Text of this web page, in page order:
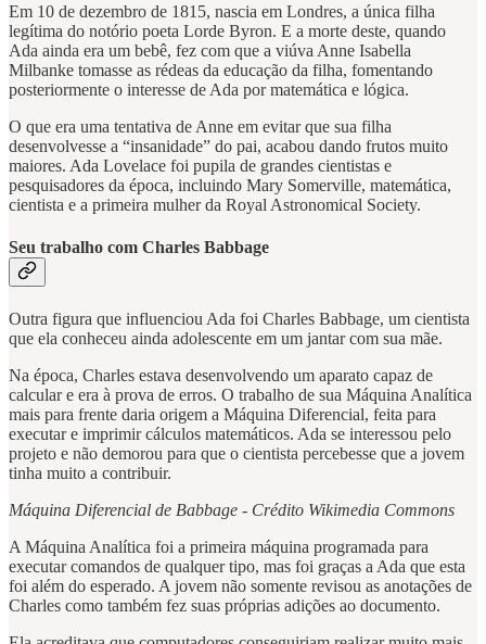
Em 10 de dezembro de 1815, nascia em Londres, a única filha
legítima do notório poeta Lorde Byron. E a morte deste, quando
Ada ainda era um bebê, fez com que a viúva Anne Isabella
Milbanke tomasse as rédeas da educação da filha, fomentando
posteriormente o interesse de Ada por matemática e lógica.
O que era uma tentativa de Anne em evitar que sua filha
desenvolvesse a “insanidade” do pai, acabou dando frutos muito
maiores. Ada Lovelace foi pupila de grandes cientistas e
pesquisadores da época, incluindo Mary Somerville, matemática,
cientista e a primeira mulher da Royal Astronomical Society.
Seu trabalho com Charles Babbage
Outra figura que influenciou Ada foi Charles Babbage, um cientista
que ela conheceu ainda adolescente em um jantar com sua mãe.
Na época, Charles estava desenvolvendo um aparato capaz de
calcular e era à prova de erros. O trabalho de sua Máquina Analítica
mais para frente daria origem a Máquina Diferencial, feita para
executar e imprimir cálculos matemáticos. Ada se interessou pelo
projeto e não demorou para que o cientista percebesse que a jovem
tinha muito a contribuir.
Máquina Diferencial de Babbage - Crédito Wikimedia Commons
A Máquina Analítica foi a primeira máquina programada para
executar comandos de qualquer tipo, mas foi graças a Ada que esta
foi além do esperado. A jovem não somente revisou as anotações de
Charles como também fez suas próprias adições ao documento.